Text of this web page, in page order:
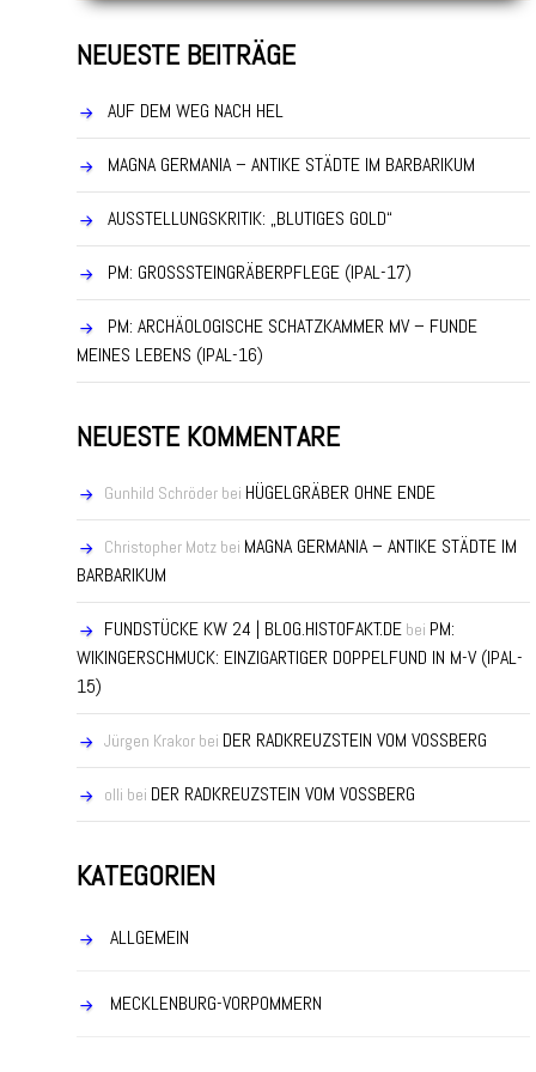
NEUESTE BEITRÄGE
AUF DEM WEG NACH HEL
MAGNA GERMANIA – ANTIKE STÄDTE IM BARBARIKUM
AUSSTELLUNGSKRITIK: „BLUTIGES GOLD“
PM: GROSSSTEINGRÄBERPFLEGE (IPAL-17)
PM: ARCHÄOLOGISCHE SCHATZKAMMER MV – FUNDE
MEINES LEBENS (IPAL-16)
NEUESTE KOMMENTARE
Gunhild Schröder bei HÜGELGRÄBER OHNE ENDE
Christopher Motz bei MAGNA GERMANIA – ANTIKE STÄDTE IM
BARBARIKUM
FUNDSTÜCKE KW 24 | BLOG.HISTOFAKT.DE bei PM:
WIKINGERSCHMUCK: EINZIGARTIGER DOPPELFUND IN M-V (IPAL-
15)
Jürgen Krakor bei DER RADKREUZSTEIN VOM VOSSBERG
olli bei DER RADKREUZSTEIN VOM VOSSBERG
KATEGORIEN
ALLGEMEIN
MECKLENBURG-VORPOMMERN